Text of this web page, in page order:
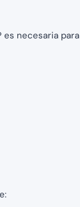
es necesaria para